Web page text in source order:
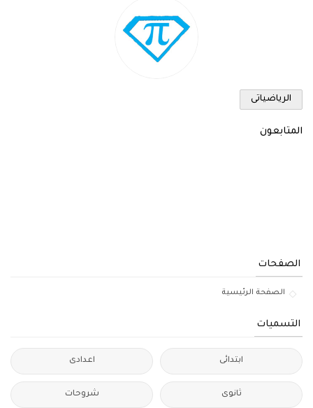
الرياضياتى
المتابعون
الصفحات
الصفحة الرئيسية
التسميات
ابتدائى اعدادى
ثانوى شروحات